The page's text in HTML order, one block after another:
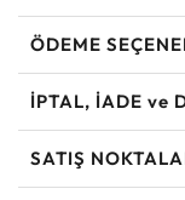
ÖDEME
İPTAL, İADE ve
SATIŞ